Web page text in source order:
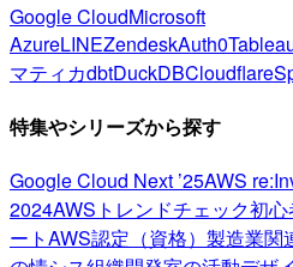
Google CloudMicrosoft
AzureLINEZendeskAuth0
マティカdbtDuckDBCloudflare
特集やシリーズから探す
Google Cloud Next ’25AWS
2024AWSトレンドチェック初心
ートAWS認定（資格） 製造業関